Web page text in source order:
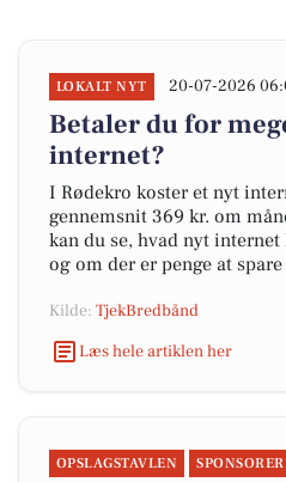
LOKALT NYT 20-07-2026
Betaler du for
internet?
I Rødekro koster et nyt
gennemsnit 369 kr. om
kan du se, hvad nyt
og om der er penge at
Kilde: TjekBredbånd
Læs hele artiklen her
OPSLAGSTAVLEN